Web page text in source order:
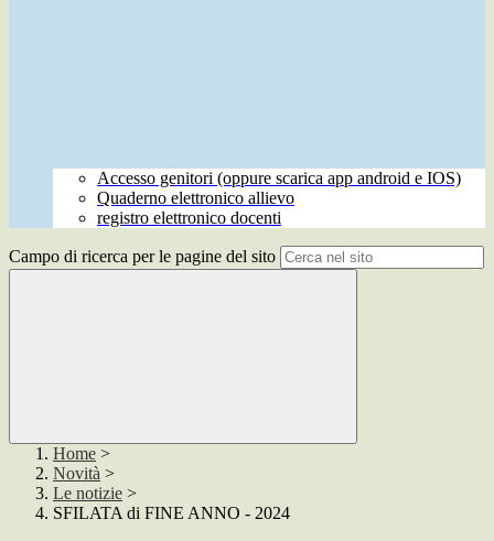
Accesso genitori (oppure scarica app android e IOS)
Quaderno elettronico allievo
registro elettronico docenti
Campo di ricerca per le pagine del sito
Home >
Novità >
Le notizie >
SFILATA di FINE ANNO - 2024